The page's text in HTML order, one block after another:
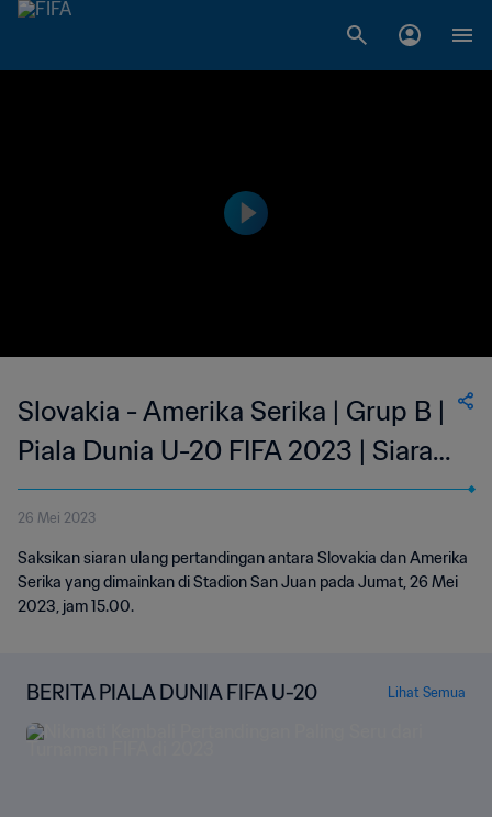
Slovakia - Amerika Serika | Grup B |
Piala Dunia U-20 FIFA 2023 | Siaran
Ulang
26 Mei 2023
Saksikan siaran ulang pertandingan antara Slovakia dan Amerika
Serika yang dimainkan di Stadion San Juan pada Jumat, 26 Mei
2023, jam 15.00.
BERITA PIALA DUNIA FIFA U-20 Lihat Semua